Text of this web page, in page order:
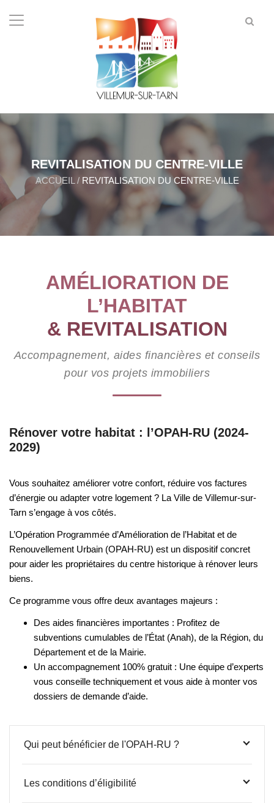
REVITALISATION DU CENTRE-VILLE
ACCUEIL / REVITALISATION DU CENTRE-VILLE
AMÉLIORATION DE
L’HABITAT
& REVITALISATION
Accompagnement, aides financières et conseils
pour vos projets immobiliers
Rénover votre habitat : l’OPAH-RU (2024-
2029)
Vous souhaitez améliorer votre confort, réduire vos factures
d’énergie ou adapter votre logement ? La Ville de Villemur-sur-
Tarn s’engage à vos côtés.
L’Opération Programmée d’Amélioration de l’Habitat et de
Renouvellement Urbain (OPAH-RU) est un dispositif concret
pour aider les propriétaires du centre historique à rénover leurs
biens.
Ce programme vous offre deux avantages majeurs :
Des aides financières importantes : Profitez de
subventions cumulables de l’État (Anah), de la Région, du
Département et de la Mairie.
Un accompagnement 100% gratuit : Une équipe d’experts
vous conseille techniquement et vous aide à monter vos
dossiers de demande d’aide.
Qui peut bénéficier de l'OPAH-RU ?
Les conditions d’éligibilité